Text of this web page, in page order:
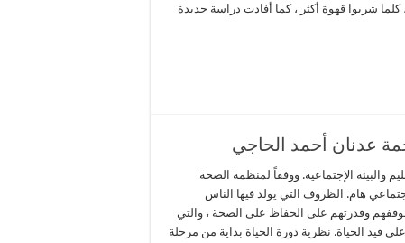
شربوا قهوة أكثر ، كما أفادت دراسة جديدة
عدنان أحمد الحاجي
والبيئة الإجتماعية. ووفقاً لمنظمة الصحة
هام. الظروف التي يولد فيها الناس
وقدرتهم على الحفاظ على الصحة ، والتي
قيد الحياة. نظرية دورة الحياة بداية من مرحلة